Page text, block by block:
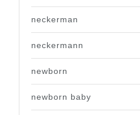
neckerman
neckermann
newborn
newborn baby